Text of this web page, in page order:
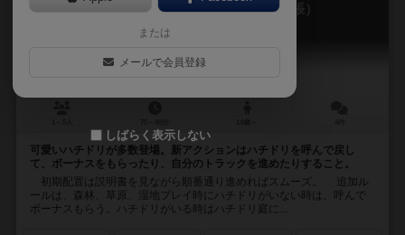
ウイングスパン：中南米の翼（拡張）
Wingspan: Americas Expansion
可愛いハチドリが多数登場。新アクションはハチドリを呼んで戻し
て、ボーナスをもらったり、自分のトラックを進めたりすること。
初期配置は説明書を見ながら順番通り進めればスムーズ。 追加ル
ールは、森林、草原、湿地プレイ時にハチドリがいない時は、呼んで
ボーナスもらう。ハチドリがいる時はハチドリ庭に...
または
メールで会員登録
しばらく表示しない